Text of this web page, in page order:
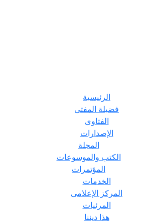
الرئيسية
فضيلة المفتى
الفتاوى
الإصدارات
المجلة
الكتب والموسوعات
المؤتمرات
الخدمات
المركز الإعلامى
المرئيات
هذا ديننا